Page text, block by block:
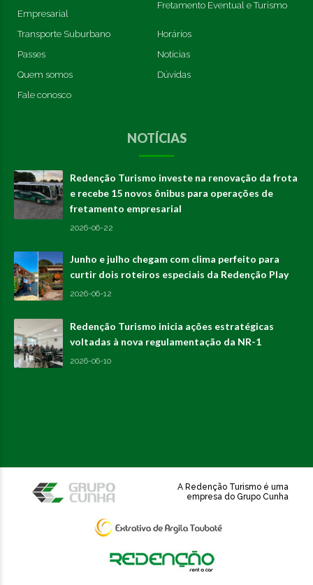
Empresarial
Fretamento Eventual e Turismo
Transporte Suburbano
Horários
Passes
Notícias
Quem somos
Dúvidas
Fale conosco
NOTÍCIAS
Redenção Turismo investe na renovação da frota
e recebe 15 novos ônibus para operações de
fretamento empresarial
2026-06-22
Junho e julho chegam com clima perfeito para
curtir dois roteiros especiais da Redenção Play
2026-06-12
Redenção Turismo inicia ações estratégicas
voltadas à nova regulamentação da NR-1
2026-06-10
A Redenção Turismo é uma
empresa do Grupo Cunha